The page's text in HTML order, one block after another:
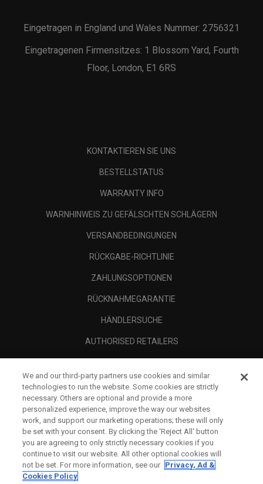
Eingetragen in England und Wales Nummer: 2756321
Eingetragenen Firmensitzes: 1 Blossom Yard, Fourth
Floor, London, E1 6RS
KONTAKTIEREN SIE UNS
BESTELLSTATUS
WARRANTY INFO
WARNHINWEIS ZU GEFÄLSCHTEN SCHLÄGERN
VERSANDBEDINGUNGEN
RÜCKGABE-RICHTLINIE
ZAHLUNGSOPTIONEN
RÜCKNAHMEGARANTIE
HÄNDLERSUCHE
AUTHORISED RETAILERS
UNTERNEHMENSPROFIL
RECHTLICHES-
We and our third-party partners use cookies and similar
technologies to run the website. Some cookies are strictly
necessary. Others are optional and provide a more
personalized experience, improve the way our websites
work, and support our marketing operations; these will only
be set with your consent. By clicking the ‘Reject All' button
you are agreeing to only strictly necessary cookies if you
continue to visit our website. All other optional cookies will
not be set. For more information, see our Privacy, Ad &
Cookies Policy